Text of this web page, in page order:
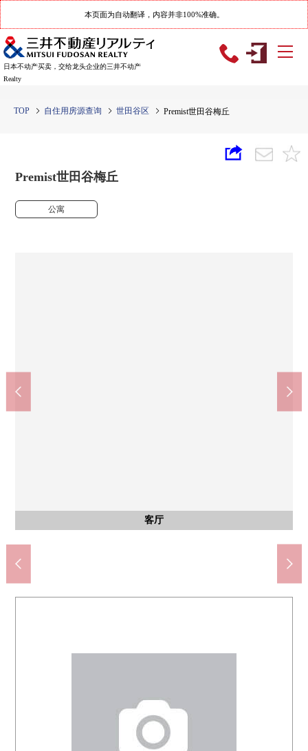
本页面为自动翻译，内容并非100%准确。
日本不动产买卖，交给龙头企业的三井不动产
Realty
TOP 自住用房源查询 世田谷区 Premist世田谷梅丘
Premist世田谷梅丘
公寓
客厅
外观
风景
客厅
客厅
客厅
其他内省
有窗的亮的走廊
其他内省
亮的走廊
卧室
公共汽车
厨房
洗脸
厕所
门口
外观
外观
外观
风景
风景
风景
从屋顶阳台，能眺望新宿的摩天大厦。
风景
从阳台，能眺望富士山。(依据天气好坏)
入口
入口
共有部分
入口
大厅